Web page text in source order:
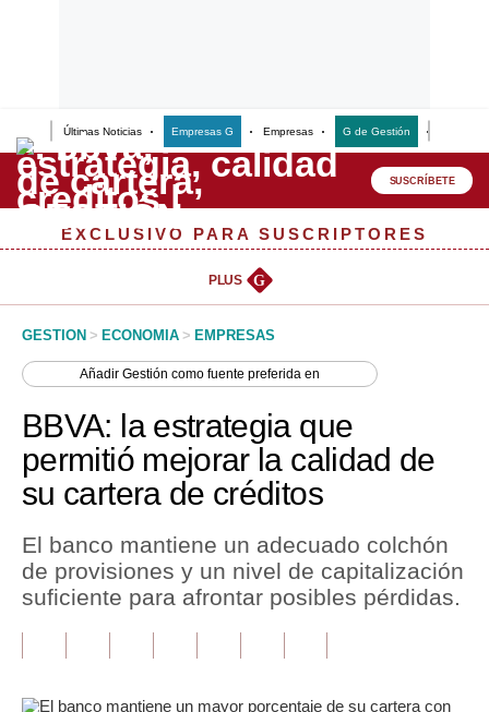
Últimas Noticias Empresas G Empresas G de Gestión
Lo último
Peru Quiosco
Management & Empleo
Perú
Política
Finanzas Personales
Plus G
Opinión
SUSCRÍBETE
EXCLUSIVO PARA SUSCRIPTORES
PLUS G
GESTION > ECONOMIA > EMPRESAS
AñadirGestión como fuente preferida en
BBVA: la estrategia que
permitió mejorar la calidad de
su cartera de créditos
El banco mantiene un adecuado colchón
de provisiones y un nivel de capitalización
suficiente para afrontar posibles pérdidas.